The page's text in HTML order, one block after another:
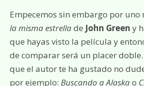
Empecemos sin embargo por uno
la misma estrellade John Green y
que hayas visto la película y
de comparar será un placer doble.
que el autor te ha gustado no
por ejemplo: Buscando a Alaskao